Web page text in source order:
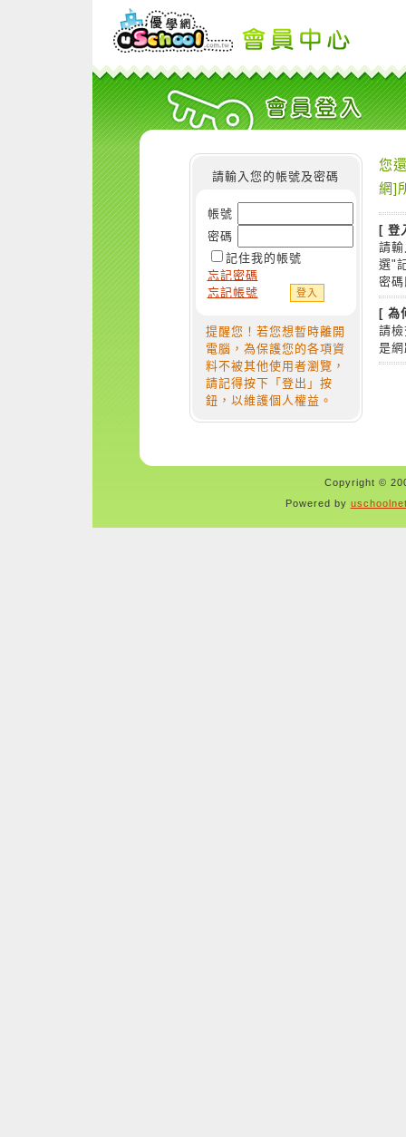
請輸入您的帳號及密碼
帳號
密碼
記住我的帳號
忘記密碼
忘記帳號
提醒您！若您想暫時離開
電腦，為保護您的各項資
料不被其他使用者瀏覽，
請記得按下「登出」按
鈕，以維護個人權益。
您
網]
[ 登
請
選"
密
[ 為
請
是
Copyright ©
Powered by